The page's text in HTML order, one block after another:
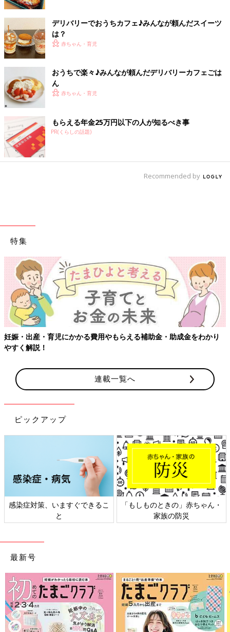
デリバリーでおうちカフェ♪みんなが頼んだスイーツ
は？
赤ちゃん・育児
おうちで楽々♪みんなが頼んだデリバリーカフェごは
ん
赤ちゃん・育児
もらえる年金25万円以下の人が知るべき事
PR(くらしの話題)
Recommended by
特集
妊娠・出産・育児にかかる費用やもらえる補助金・助成金をわかり
やすく解説！
連載一覧へ
ピックアップ
感染症対策、いますぐできるこ
と
「もしものときの」赤ちゃん・
家族の防災
最新号